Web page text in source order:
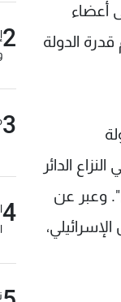
أعضاء
قدرة الدولة
الدائر
وعبر عن
2
3
4